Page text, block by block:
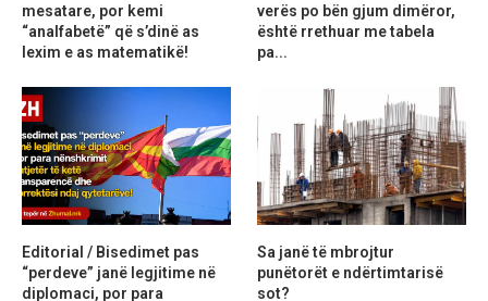
mesatare, por kemi
“analfabetë” që s’dinë as
lexim e as matematikë!
verës po bën gjum dimëror,
është rrethuar me tabela
pa...
Editorial / Bisedimet pas
“perdeve” janë legjitime në
diplomaci, por para
Sa janë të mbrojtur
punëtorët e ndërtimtarisë
sot?